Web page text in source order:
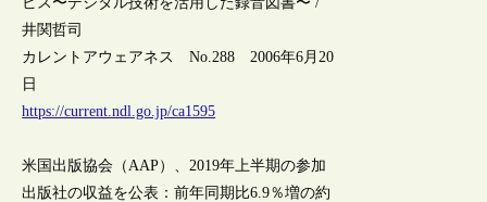
井関哲司
カレントアウェアネス No.288 2006年6月20
日
https://current.ndl.go.jp/ca1595
米国出版協会（AAP）、2019年上半期の参加
出版社の収益を公表：前年同期比6.9％増の約